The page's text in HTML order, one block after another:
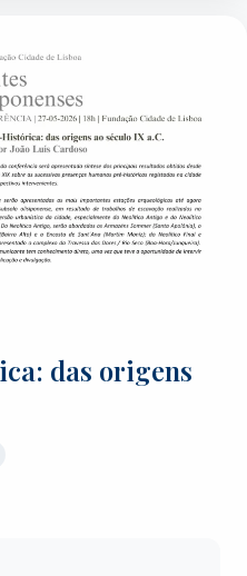
das origens